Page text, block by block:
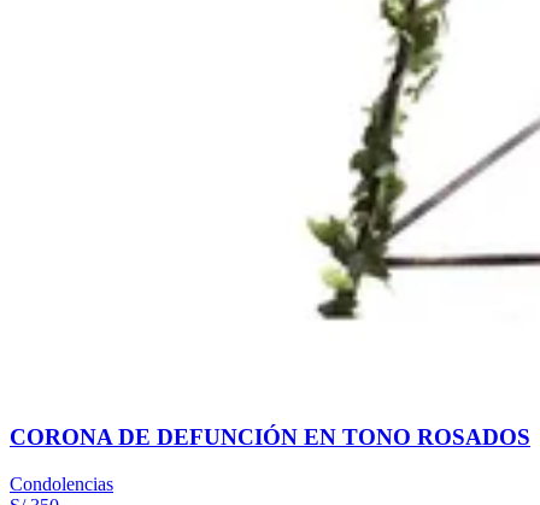
CORONA DE DEFUNCIÓN EN TONO ROSADOS
Condolencias